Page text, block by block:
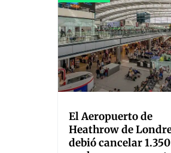
El Aeropuerto de
Heathrow de
debió cancelar 1.350